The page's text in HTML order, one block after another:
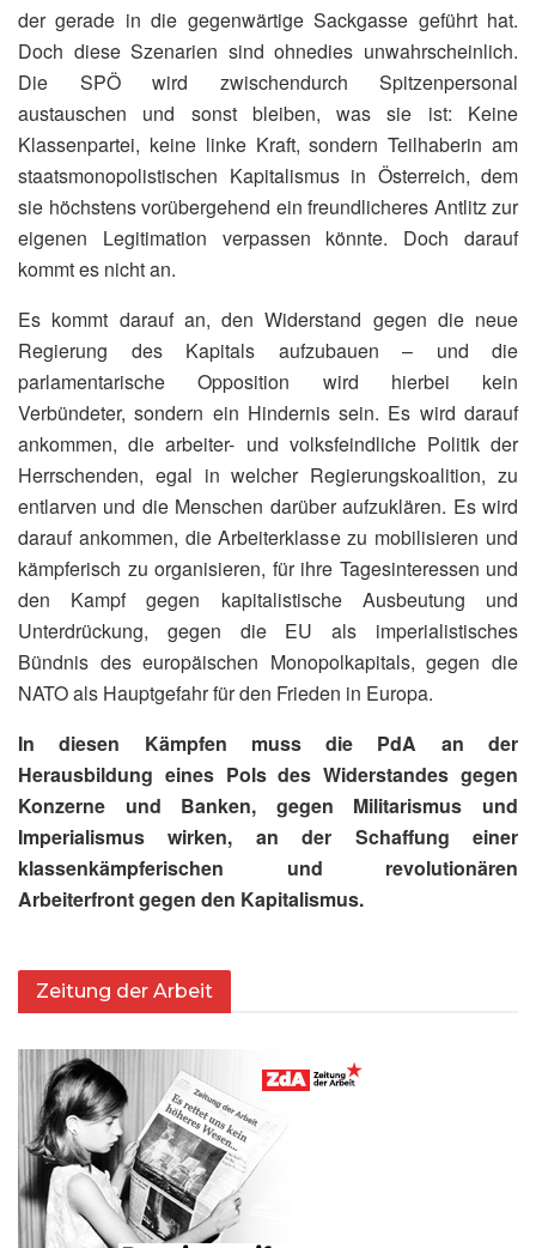
der gerade in die gegenwärtige Sackgasse geführt hat.
Doch diese Szenarien sind ohnedies unwahrscheinlich.
Die SPÖ wird zwischendurch Spitzenpersonal
austauschen und sonst bleiben, was sie ist: Keine
Klassenpartei, keine linke Kraft, sondern Teilhaberin am
staatsmonopolistischen Kapitalismus in Österreich, dem
sie höchstens vorübergehend ein freundlicheres Antlitz zur
eigenen Legitimation verpassen könnte. Doch darauf
kommt es nicht an.
Es kommt darauf an, den Widerstand gegen die neue
Regierung des Kapitals aufzubauen – und die
parlamentarische Opposition wird hierbei kein
Verbündeter, sondern ein Hindernis sein. Es wird darauf
ankommen, die arbeiter- und volksfeindliche Politik der
Herrschenden, egal in welcher Regierungskoalition, zu
entlarven und die Menschen darüber aufzuklären. Es wird
darauf ankommen, die Arbeiterklasse zu mobilisieren und
kämpferisch zu organisieren, für ihre Tagesinteressen und
den Kampf gegen kapitalistische Ausbeutung und
Unterdrückung, gegen die EU als imperialistisches
Bündnis des europäischen Monopolkapitals, gegen die
NATO als Hauptgefahr für den Frieden in Europa.
In diesen Kämpfen muss die PdA an der
Herausbildung eines Pols des Widerstandes gegen
Konzerne und Banken, gegen Militarismus und
Imperialismus wirken, an der Schaffung einer
klassenkämpferischen und revolutionären
Arbeiterfront gegen den Kapitalismus.
Zeitung der Arbeit